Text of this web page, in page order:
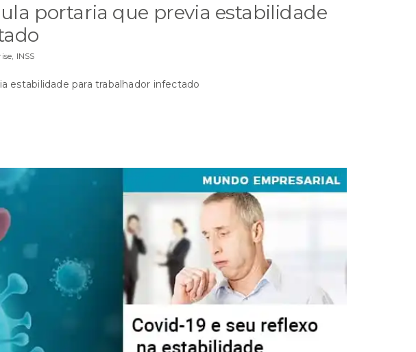
portaria que previa estabilidade
, INSS
estabilidade para trabalhador infectado